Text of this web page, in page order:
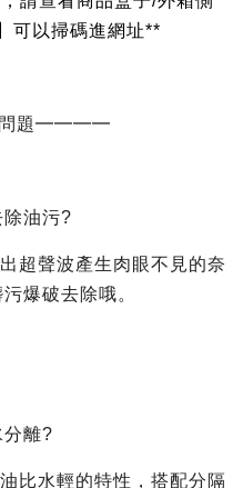
可以掃碼進網址**
題━━━━
油污?
超聲波產生肉眼不見的奈
爆破去除哦。
分離?
比水輕的特性，搭配分隔